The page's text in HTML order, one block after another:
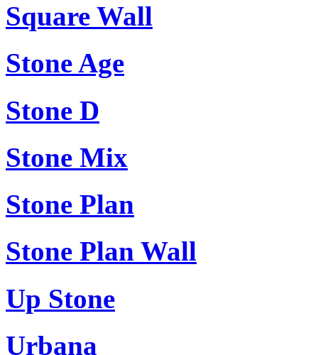
Square Wall
Stone Age
Stone D
Stone Mix
Stone Plan
Stone Plan Wall
Up Stone
Urbana